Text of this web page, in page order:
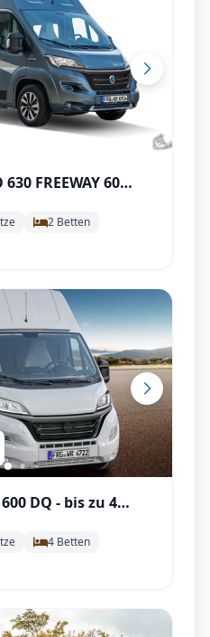
FREEWAY 60
uvm.
2 Betten
DQ - bis zu 4
SAT,
4 Betten